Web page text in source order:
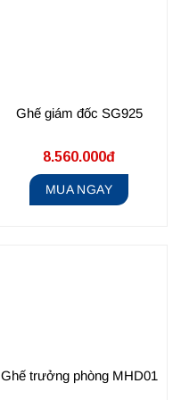
Ghế giám đốc SG925
8.560.000đ
MUA NGAY
Ghế trưởng phòng MHD01